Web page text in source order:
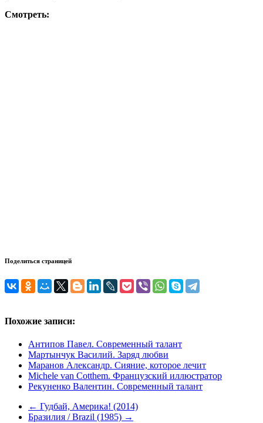
Смотреть:
Поделиться страницей
Похожие записи:
Антипов Павел. Современный талант
Мартынчук Василий. Заряд любви
Маранов Александр. Сияние, которое лечит
Michele van Cotthem. Французский иллюстратор
Рекуненко Валентин. Современный талант
← Гудбай, Америка! (2014)
Бразилия / Brazil (1985) →